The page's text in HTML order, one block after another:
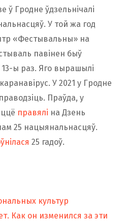
ў Гродне ўдзельнічалі
У той жа год
«Фестывальны» на
павінен быў
13-ы раз. Яго вырашылі
У 2021 у Гродне
Праўда, у
правялі на Дзень
25 нацыянальнасцяў.
25 гадоў.
культур
Как он изменился за эти